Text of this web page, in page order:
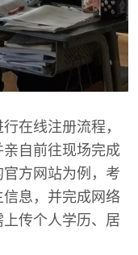
在线注册流程，
自前往现场完成
方网站为例，考
息，并完成网络
传个人学历、居